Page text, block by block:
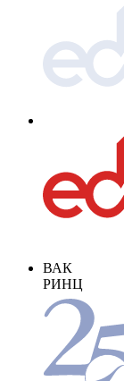
ВАК
РИНЦ